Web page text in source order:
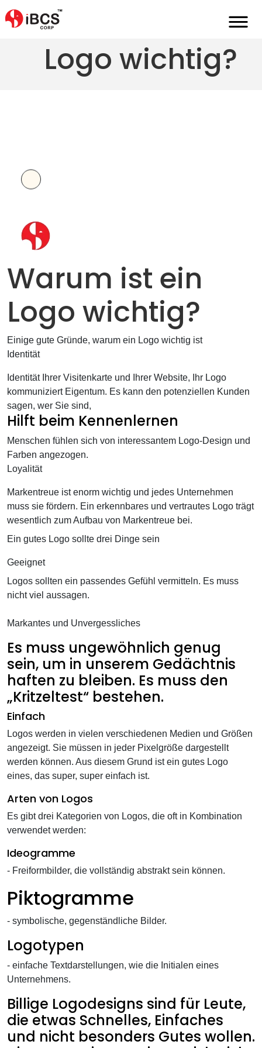
Warum ist ein
Logo wichtig?
Warum ist ein
Logo wichtig?
Einige gute Gründe, warum ein Logo wichtig ist
Identität
Identität Ihrer Visitenkarte und Ihrer Website, Ihr Logo
kommuniziert Eigentum. Es kann den potenziellen Kunden
sagen, wer Sie sind,
Hilft beim Kennenlernen
Menschen fühlen sich von interessantem Logo-Design und
Farben angezogen.
Loyalität
Markentreue ist enorm wichtig und jedes Unternehmen
muss sie fördern. Ein erkennbares und vertrautes Logo trägt
wesentlich zum Aufbau von Markentreue bei.
Ein gutes Logo sollte drei Dinge sein
Geeignet
Logos sollten ein passendes Gefühl vermitteln. Es muss
nicht viel aussagen.
Markantes und Unvergessliches
Es muss ungewöhnlich genug
sein, um in unserem Gedächtnis
haften zu bleiben. Es muss den
„Kritzeltest“ bestehen.
Einfach
Logos werden in vielen verschiedenen Medien und Größen
angezeigt. Sie müssen in jeder Pixelgröße dargestellt
werden können. Aus diesem Grund ist ein gutes Logo
eines, das super, super einfach ist.
Arten von Logos
Es gibt drei Kategorien von Logos, die oft in Kombination
verwendet werden:
Ideogramme
- Freiformbilder, die vollständig abstrakt sein können.
Piktogramme
- symbolische, gegenständliche Bilder.
Logotypen
- einfache Textdarstellungen, wie die Initialen eines
Unternehmens.
Billige Logodesigns sind für Leute,
die etwas Schnelles, Einfaches
und nicht besonders Gutes wollen.